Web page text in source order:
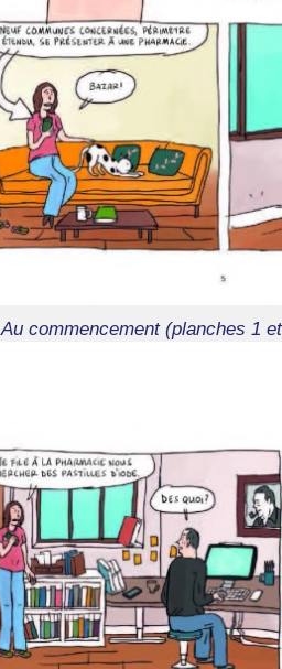
Au commencement (planches 1